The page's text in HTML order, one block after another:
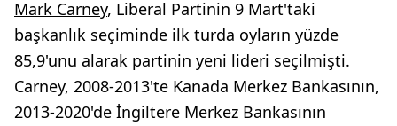
Mark Carney, Liberal Partinin 9 Mart'taki
başkanlık seçiminde ilk turda oyların yüzde
85,9'unu alarak partinin yeni lideri seçilmişti.
Carney, 2008-2013'te Kanada Merkez Bankasının,
2013-2020'de İngiltere Merkez Bankasının